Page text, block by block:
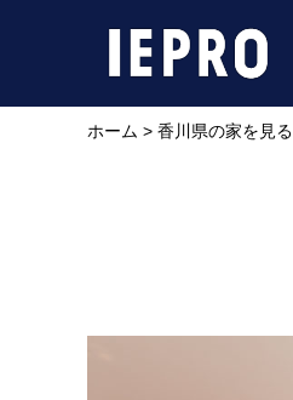
ホーム > 香川県の家を見る